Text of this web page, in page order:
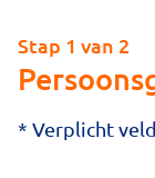
Stap 1 van 2
* Verplicht veld.